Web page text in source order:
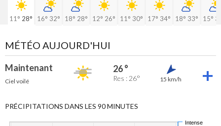
11° 28° 16° 32° 18° 28° 12° 26° 11° 30° 17° 34° 18° 33° 15°
MÉTÉO AUJOURD'HUI
Maintenant
Ciel voilé
26 °
Res : 26° 15 km/h
PRÉCIPITATIONS DANS LES 90 MINUTES
Intense